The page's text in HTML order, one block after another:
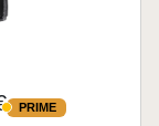
PRIME
PRIME